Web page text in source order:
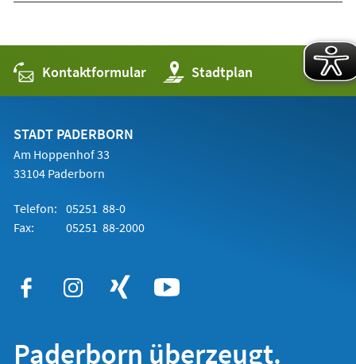
Kontaktformular Stadtplan
(Öffnet
in
einem
STADT PADERBORN
Am Hoppenhof 33
33104 Paderborn
Telefon: 05251 88-0
Fax:
05251 88-2000
Paderborn überzeugt.